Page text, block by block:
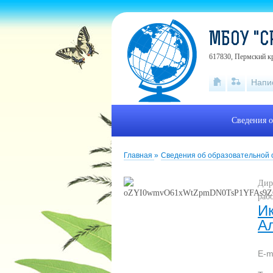
Главная » Сведения об образовательной
E-
МБОУ
617830, Пермский
Сведения